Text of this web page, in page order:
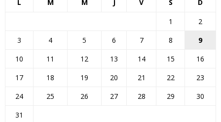
L M M J V S D
1
2
3
4 5 6 7 8
9
10
11 12 13 14 15
16
17
18 19 20 21 22
23
24
25 26 27 28 29
30
31